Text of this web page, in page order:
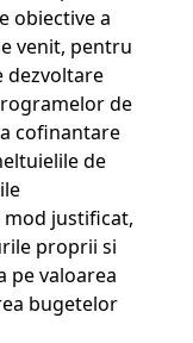
obiective a
venit, pentru
dezvoltare
de
cofinantare
de
justificat,
proprii si
pe valoarea
bugetelor